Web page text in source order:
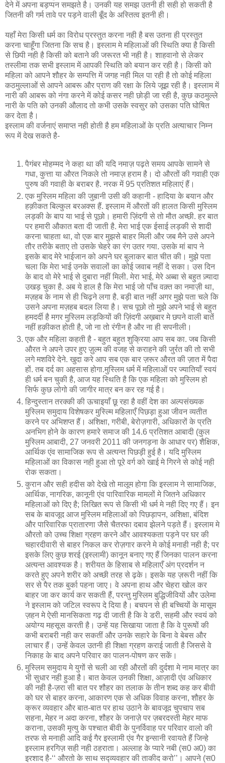
देने में अपना बड़प्‍पन समझते है। उनकी यह समझ उतनी ही सही हो सकती है
जितनी की गर्म तावे पर पड़ने वाली बूँद के अस्तित्‍व इतनी ही।
यहाँ मेरा किसी धर्म का विरोध प्रस्‍तुत करना नही है बस उतना ही प्रस्‍तुत
करना चाहूँगा जितना कि सच है। इस्लाम मे महिलाओं की स्थिति क्‍या है किसी
से छिपी नही है किसी को बताने की जरूरत भी नही है। शाहवानो से लेकर
तस्लीमा तक सभी इस्लाम में आपकी स्थिति को बयान कर रही है। किसी को
महिला को आपने शौहर के सम्पत्ति में जगह नही मिल पा रही है तो कोई महिला
कठमुल्लाओं से आपने आबरू और प्राण की रक्षा के लिये जूझ रही है। इस्लाम में
नारी की आबरू को नंगा करने में कोई कसर नही छोड़ी जा रही है, कुछ कठमुल्ले
नारी के पति को उनकी औलाद तो कभी उसके स्वसुर को उसका पति घोषित
कर देता है।
इस्लाम की वर्जनाएं समाप्‍त नही होती है हम महिलाओं के प्रति अत्याचार निम्‍न
रूप में देख सकते है-
पैगंबर मोहम्मद ने कहा था की यदि नमाज़ पढ़ते समय आपके सामने से
गधा, कुत्ता या औरत निकले तो नमाज़ हराम है। दो औरतों की गवाही एक
पुरुष की गवाही के बराबर है. नरक में 95 प्रतिशत महिलाएं हैं।
एक मुस्लिम महिला की जुब़ानी उसी की कहानी - हादिया के बयान और
हक़ीकत बिल्कुल बरअक्स हैं. इस्लाम में औरतों की हालत किसी मुस्लिम
लड़की के बाप या भाई से पूछो। हमारी ज़िंदगी से तो मौत अच्छी. हर बात
पर हमारी औकात बता दी जाती है. मेरा भाई एक ईसाई लड़की से शादी
करना चाहता था, वो एक बार मुझसे बाहर मिली और जब मैने उसे अपने
तौर तरीके बताए तो उसके चेहरे का रंग उतर गया. उसके मां बाप ने
इसके बाद मेरे भाईजान को अपने घर बुलाकर बात चीत की। मुझे पता
चला कि मेरा भाई उनके सवालों का कोई जवाब नहीं दे सका। उस दिन
के बाद वो मेरे भाई से दुबारा नहीं मिली. मेरा भाई, मेरे अब्बा से बहुत ज़्यादा
उखड़ चुका है. अब ये हाल है कि मेरा भाई जो पाँच वक़्त का नमाज़ी था,
मज़हब के नाम से ही चिढ़ने लगा है. बड़ी बात नहीं अगर मुझे पता चले कि
उसने अपना मज़हब बदल लिया है। सच पूछो तो मुझे अपने भाई से बहुत
हमदर्दी है मगर मुस्लिम लड़कियों की ज़िंदगी अख़बार मे छपने वाली बातें
नहीं हक़ीकत होती है, जो ना तो रंगीन है और ना ही सपनीली।
एक और महिला कहती है - बहुत बहुत शुक्रिया आप सब का. जब किसी
औरत ने अपने उपर हुए ज़ुल्म की वजह से कराहने की जुर्रत की तो सभी
लगे मशविरे देने. खुदा करे आप सब एक बार ज़रूर औरत की ज़ात में पैदा
हों. तब दर्द का अहसास होगा.मु‍स्लिम धर्म में महिलाओं पर ज्‍यातियॉं स्‍वयं
ही धर्म बन चुकी है, आज यह स्थिति है कि एक महिला को मुस्लिम हो
सिर्फ कुछ लोगो की जा‍गीर मात्र बन कर रह गई है।
हिन्दुस्तान तरक्की की ऊचाइयाँ छू रहा है वहीं देश का अल्पसंख्यक
मुस्लिम समुदाय विशेषकर मुस्ल्मि महिलाएँ पिछड़ा हुआ जीवन व्यतीत
करने पर अभिशप्त हैं। अशिक्षा, गरीबी, बेरोज़गारी, अधिकारों के प्रति
अनभिग होने के कारण हमारे समाज की 14.6 प्रतिशत आबादी (कुल
मुस्लिम आबादी, 27 जनवरी 2011 की जनगड़ना के आधार पर) शैक्षिक,
आर्थिक एंव सामाजिक रूप से अत्यन्त पिछड़ी हुई है। यदि मुस्लिम
महिलाओं का विकास नही हुआ तो पूरे वर्ग को खाई मे गिरने से कोई नही
रोक सकता।
कुरान और सही हदीस को देखे तो मालूम होगा कि इस्लाम ने सामाजिक,
आर्थिक, नागरिक, कानूनी एंव पारिवारिक मामलों मे जितने अधिकार
महिलाओं को दिए है; लिखित रूप से किसी भी धर्म मे नही दिए गए हैं। इन
सब के बावजूद आज मुस्लिम महिलाओं को पिछड़ापन, अशिक्षा, बंदिश
और पारिवारिक प्रातारणा जैसे चैतरफा दबाव झेलने पड़ते हैं। इस्लाम मे
औरतो को उच्च शिक्षा ग्रहण करने और आवश्यकता पड़ने पर घर की
चहारदीवारी से बाहर निकल कर रोज़गार करने मे कोई मनाही नही है; पर
इसके लिए कुछ शरई (इस्लामी) कानून बनाए गए हैं जिनका पालन करना
अत्यन्त आवश्यक है। शरीयत के हिसाब से महिलाएँ अंग प्रदर्शन न
करते हुए अपने शरीर को अच्छी तरह से ढ़के। इसके यह ज़रूरी नहीं कि
सर से पैर तक बुर्का पहना जाए। वे अपना हाथ और चेहरा खोल कर
बाहर जा कर कार्य कर सकती हैं, परन्तु मुस्लिम बुद्धिजीवियों और उलेमा
ने इस्लाम को जटिल स्वरूप दे दिया है। बचपन से ही बच्चियों के मासूम
ज़हन मे ऐसी मानसिकता गढ़ दी जाती है कि वे डरी, सहमी और स्वयं को
अयोग्य महसूस करती है। उन्हें यह सिखाया जाता है कि वे पुरूषों की
कभी बराबरी नही कर सकतीं और उनके सहारे के बिना वे बेबस और
लाचार हैं। उन्हें केवल उतनी ही शिक्षा ग्रहण कराई जाती है जिससे वे
निकाह के बाद अपने परिवार का पालन-पोषण कर सकें।
मुस्लिम समुदाय मे युगों से चली आ रही औरतों की दुर्दशा मे नाम मात्र का
भी सुधार नही हुआ है। बात केवल उनकी शिक्षा, आज़ादी एंव अधिकार
की नही है-ज़रा सी बात पर शौहर का तलाक के तीन शब्द कह कर बीवी
को घर से बाहर करना, आकारण एक से अधिक विवाह करना, शौहर के
क्रूर व्यवहार और बात-बात पर हाथ उठाने के बावजूद चुपचाप सब
सहना, मेहर न अदा करना, शौहर के जनाज़े पर ज़बरदस्ती मेहर माफ
कराना, उसकी मृत्यु के पश्चात बीवी के पुनर्विवाह पर परिवार वालो की
तरफ से मनाही आदि कई गैर इस्लामी एंव गैर इन्सानी रवायते हैं जिन्हे
इस्लाम हरगिज़ सही नही ठहराता। अल्लाह के प्यारे नबी (स0 अ0) का
इरशाद है-‘‘ औरतो के साथ सद्व्यवहार की ताकीद करो’’। आपने (स0